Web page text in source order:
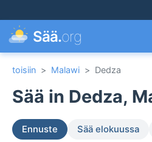
Sää.org
toisiin > Malawi > Dedza
Sää in Dedza,
Ennuste Sää elokuussa